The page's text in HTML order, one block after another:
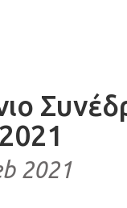
2021